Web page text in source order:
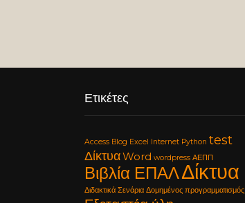
Ετικέτες
Access Blog Excel Internet Python test
ΔίκτυαWord wordpress ΑΕΠΠ
Βιβλία ΕΠΑΛΔίκτυα
Διδακτικά Σενάρια Δομημένος προγραμματισμός